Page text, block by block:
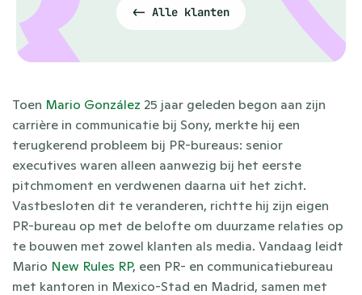
<- Alle klanten
Toen Mario González 25 jaar geleden begon aan zijn
carrière in communicatie bij Sony, merkte hij een
terugkerend probleem bij PR-bureaus: senior
executives waren alleen aanwezig bij het eerste
pitchmoment en verdwenen daarna uit het zicht.
Vastbesloten dit te veranderen, richtte hij zijn eigen
PR-bureau op met de belofte om duurzame relaties op
te bouwen met zowel klanten als media. Vandaag leidt
Mario New Rules RP, een PR- en communicatiebureau
met kantoren in Mexico-Stad en Madrid, samen met